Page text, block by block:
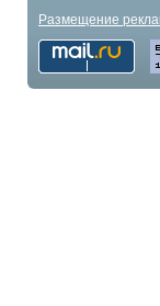
Размещение